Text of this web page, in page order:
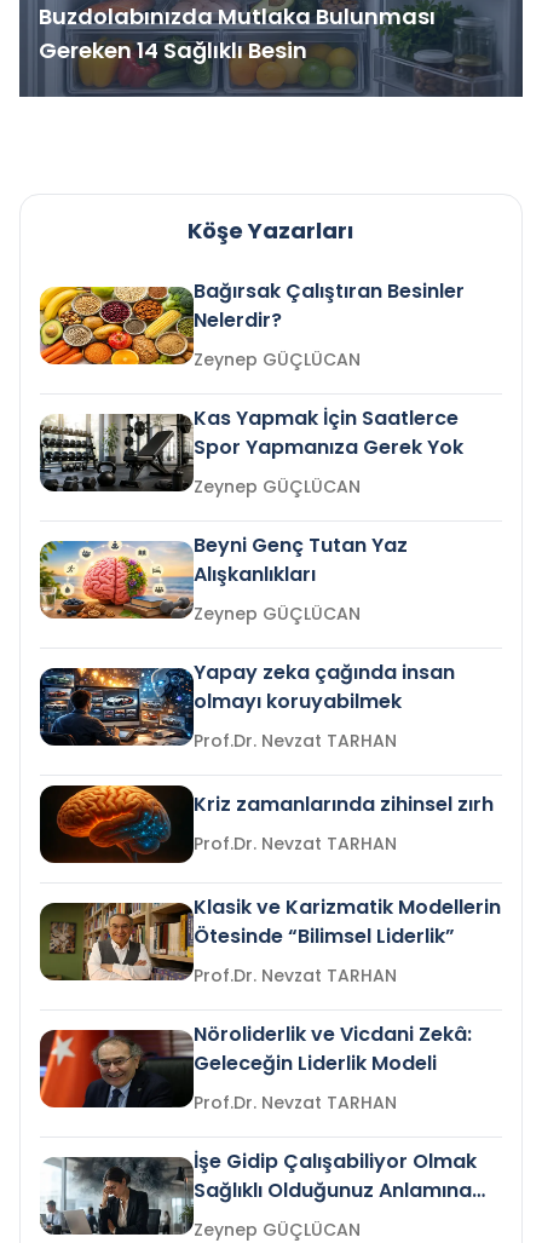
Buzdolabınızda Mutlaka Bulunması
Gereken 14 Sağlıklı Besin
Köşe Yazarları
Bağırsak Çalıştıran Besinler
Nelerdir?
Zeynep GÜÇLÜCAN
Kas Yapmak İçin Saatlerce
Spor Yapmanıza Gerek Yok
Zeynep GÜÇLÜCAN
Beyni Genç Tutan Yaz
Alışkanlıkları
Zeynep GÜÇLÜCAN
Yapay zeka çağında insan
olmayı koruyabilmek
Prof.Dr. Nevzat TARHAN
Kriz zamanlarında zihinsel zırh
Prof.Dr. Nevzat TARHAN
Klasik ve Karizmatik Modellerin
Ötesinde “Bilimsel Liderlik”
Prof.Dr. Nevzat TARHAN
Nöroliderlik ve Vicdani Zekâ:
Geleceğin Liderlik Modeli
Prof.Dr. Nevzat TARHAN
İşe Gidip Çalışabiliyor Olmak
Sağlıklı Olduğunuz Anlamına
Gelir mi?Zeynep GÜÇLÜCAN